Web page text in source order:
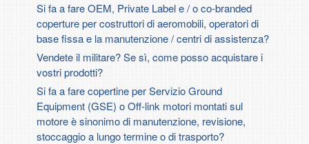
Si fa a fare OEM, Private Label e / o co-branded
coperture per costruttori di aeromobili, operatori di
base fissa e la manutenzione / centri di assistenza?
Vendete il militare? Se sì, come posso acquistare i
vostri prodotti?
Si fa a fare copertine per Servizio Ground
Equipment (GSE) o Off-link motori montati sul
motore è sinonimo di manutenzione, revisione,
stoccaggio a lungo termine o di trasporto?